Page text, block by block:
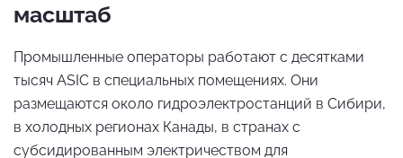
масштаб
Промышленные операторы работают с десятками
тысяч ASIC в специальных помещениях. Они
размещаются около гидроэлектростанций в Сибири,
в холодных регионах Канады, в странах с
субсидированным электричеством для